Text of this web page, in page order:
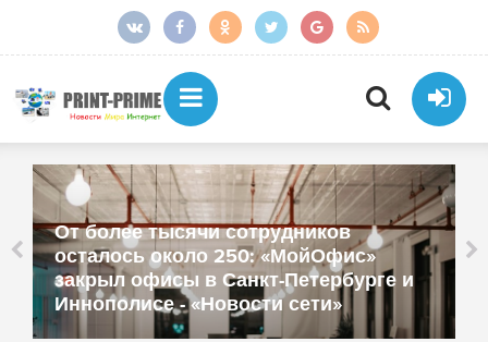
От более тысячи сотрудников
осталось около 250: «МойОфис»
закрыл офисы в Санкт-Петербурге и
Иннополисе - «Новости сети»